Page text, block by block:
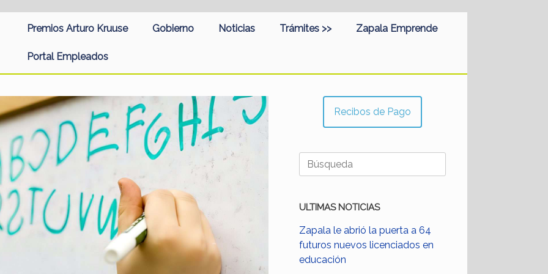
Premios Arturo Kruuse Gobierno Noticias Trámites >> Zapala Emprende
Portal Empleados
Recibos de Pago
Buscar:
ULTIMAS NOTICIAS
Zapala le abrió la puerta a 64
futuros nuevos licenciados en
educación